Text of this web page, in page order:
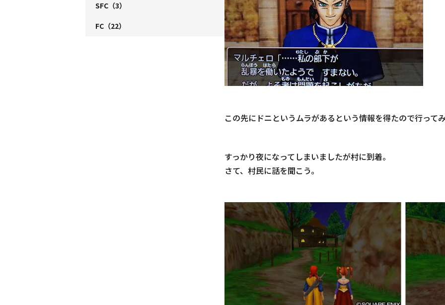
この先にドニというムラがあるという情報を得たので行ってみ
すっかり夜になってしまいましたが村に到着。
さて、村民に話を聞こう。
SFC （3）
FC （22）